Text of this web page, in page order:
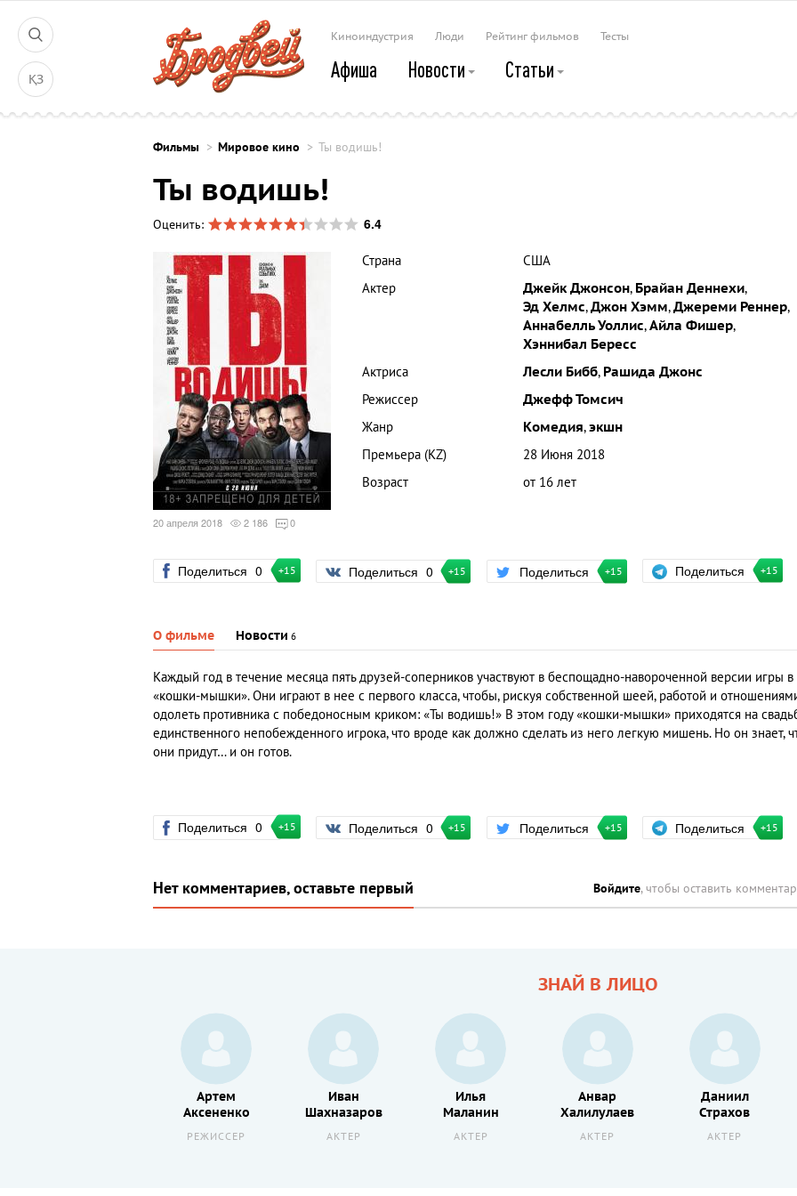
ҚЗ
Киноиндустрия Люди Рейтинг фильмов Тесты
Афиша Новости Статьи
Фильмы Мировое кино Ты водишь!
Ты водишь!
Оценить: 6.4
20 апреля 2018 2 186 0
Страна
США
Актер
Джейк Джонсон, Брайан Деннехи,
Эд Хелмс,Джон Хэмм,Джереми Реннер,
Аннабелль Уоллис,Айла Фишер,
Хэннибал Бересс
Актриса
Лесли Бибб, Рашида Джонс
Режиссер
Джефф Томсич
Жанр
Комедия,экшн
Премьера (KZ)
28 Июня 2018
Возраст
от 16 лет
Поделиться 0 +15 Поделиться 0 +15 Поделиться +15 Поделиться +15
О фильме Новости 6
Каждый год в течение месяца пять друзей-соперников участвуют в беспощадно-навороченной версии игры в
«кошки-мышки». Они играют в нее с первого класса, чтобы, рискуя собственной шеей, работой и
одолеть противника с победоносным криком: «Ты водишь!» В этом году «кошки-мышки» приходятся на
единственного непобежденного игрока, что вроде как должно сделать из него легкую мишень. Но он знает,
они придут… и он готов.
Поделиться 0 +15 Поделиться 0 +15 Поделиться +15 Поделиться +15
Нет комментариев, оставьте первый Войдите, чтобы оставить
ЗНАЙ В ЛИЦО
Артем
Аксененко
РЕЖИССЕР
Иван
Шахназаров
АКТЕР
Илья
Маланин
АКТЕР
Анвар
Халилулаев
АКТЕР
Даниил
Страхов
АКТЕР